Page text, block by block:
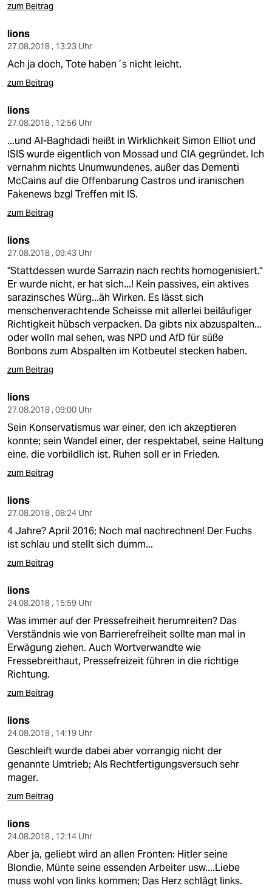
zum Beitrag
lions
27.08.2018 , 13:23 Uhr
Ach ja doch, Tote haben´s nicht leicht.
zum Beitrag
lions
27.08.2018 , 12:56 Uhr
...und Al-Baghdadi heißt in Wirklichkeit Simon Elliot und
ISIS wurde eigentlich von Mossad und CIA gegründet. Ich
vernahm nichts Unumwundenes, außer das Dementi
McCains auf die Offenbarung Castros und iranischen
Fakenews bzgl Treffen mit IS.
zum Beitrag
lions
27.08.2018 , 09:43 Uhr
"Stattdessen wurde Sarrazin nach rechts homogenisiert."
Er wurde nicht, er hat sich...! Kein passives, ein aktives
sarazinsches Würg...äh Wirken. Es lässt sich
menschenverachtende Scheisse mit allerlei beiläufiger
Richtigkeit hübsch verpacken. Da gibts nix abzuspalten...
oder wolln mal sehen, was NPD und AfD für süße
Bonbons zum Abspalten im Kotbeutel stecken haben.
zum Beitrag
lions
27.08.2018 , 09:00 Uhr
Sein Konservatismus war einer, den ich akzeptieren
konnte; sein Wandel einer, der respektabel, seine Haltung
eine, die vorbildlich ist. Ruhen soll er in Frieden.
zum Beitrag
lions
27.08.2018 , 08:24 Uhr
4 Jahre? April 2016; Noch mal nachrechnen! Der Fuchs
ist schlau und stellt sich dumm...
zum Beitrag
lions
24.08.2018 , 15:59 Uhr
Was immer auf der Pressefreiheit herumreiten? Das
Verständnis wie von Barrierefreiheit sollte man mal in
Erwägung ziehen. Auch Wortverwandte wie
Fressebreithaut, Pressefreizeit führen in die richtige
Richtung.
zum Beitrag
lions
24.08.2018 , 14:19 Uhr
Geschleift wurde dabei aber vorrangig nicht der
genannte Umtrieb; Als Rechtfertigungsversuch sehr
mager.
zum Beitrag
lions
24.08.2018 , 12:14 Uhr
Aber ja, geliebt wird an allen Fronten: Hitler seine
Blondie, Münte seine essenden Arbeiter usw....Liebe
muss wohl von links kommen; Das Herz schlägt links.